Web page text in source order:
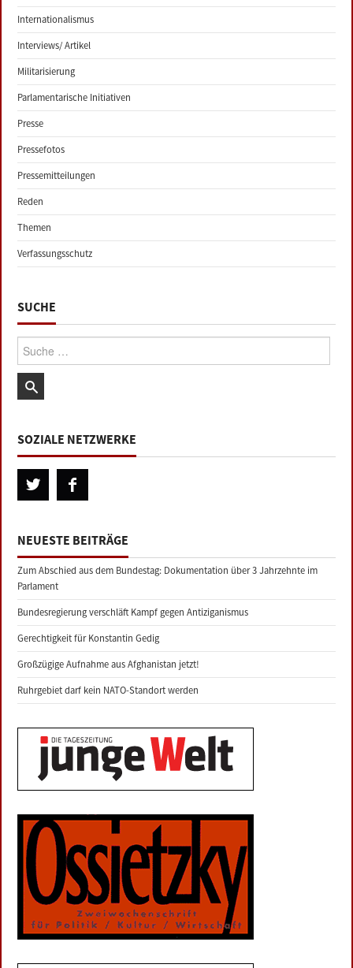
Internationalismus
Interviews/ Artikel
Militarisierung
Parlamentarische Initiativen
Presse
Pressefotos
Pressemitteilungen
Reden
Themen
Verfassungsschutz
SUCHE
Suche:
SOZIALE NETZWERKE
NEUESTE BEITRÄGE
Zum Abschied aus dem Bundestag: Dokumentation über 3 Jahrzehnte im
Parlament
Bundesregierung verschläft Kampf gegen Antiziganismus
Gerechtigkeit für Konstantin Gedig
Großzügige Aufnahme aus Afghanistan jetzt!
Ruhrgebiet darf kein NATO-Standort werden